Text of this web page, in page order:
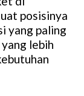
posisinya
yang paling
lebih